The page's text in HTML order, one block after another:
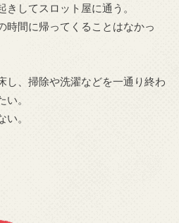
してスロット屋に通う。
時間に帰ってくることはなかっ
し、掃除や洗濯などを一通り終わ
。
。